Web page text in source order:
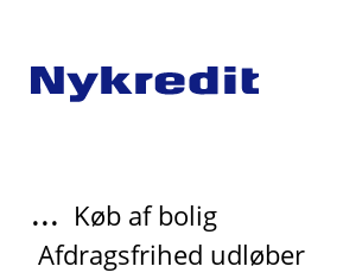
... Køb af bolig
Afdragsfrihed udløber